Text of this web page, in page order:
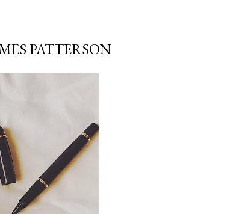
PATTERSON